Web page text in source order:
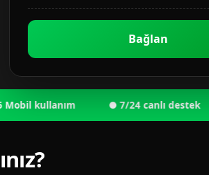
Bağlan
kullanım ● 7/24 canlı destek